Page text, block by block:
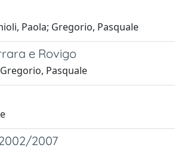
Paola; Gregorio, Pasquale
e Rovigo
Pasquale
2007